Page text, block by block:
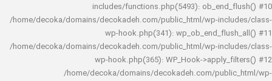
includes/functions.php(5493):
/home/decoka/domains/decokadeh.com/public_html/wp-
wp-hook.php(341):
/home/decoka/domains/decokadeh.com/public_html/wp-
wp-hook.php(365): WP_Hook-
/home/decoka/domains/decokadeh.com/